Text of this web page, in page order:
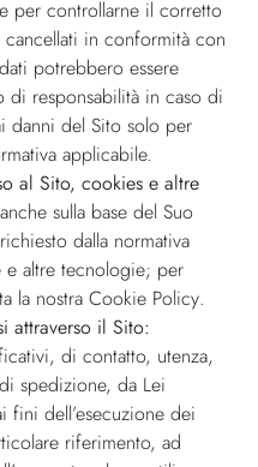
per controllarne il corretto
in conformità con
potrebbero essere
di responsabilità in caso di
danni del Sito solo per
applicabile.
al Sito, cookies e altre
sulla base del Suo
dalla normativa
altre tecnologie; per
la nostra Cookie Policy.
attraverso il Sito:
di contatto, utenza,
spedizione, da Lei
fini dell’esecuzione dei
riferimento, ad